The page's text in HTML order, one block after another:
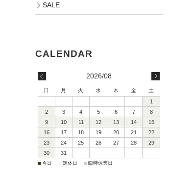
SALE
2026/08
日 月 火 水 木 金
土
1
2
3 4 5 6 7
8
9
10 11 12 13 14
15
16
17 18 19 20 21
22
23
24 25 26 27 28
29
30
31
■今日 定休日 ■臨時休業日